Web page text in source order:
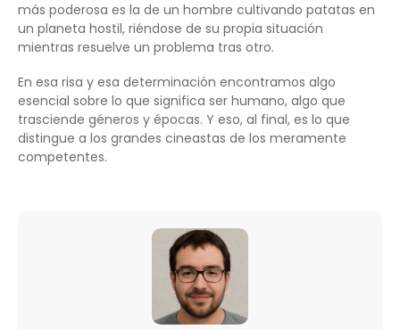
más poderosa es la de un hombre cultivando patatas en
un planeta hostil, riéndose de su propia situación
mientras resuelve un problema tras otro.
En esa risa y esa determinación encontramos algo
esencial sobre lo que significa ser humano, algo que
trasciende géneros y épocas. Y eso, al final, es lo que
distingue a los grandes cineastas de los meramente
competentes.